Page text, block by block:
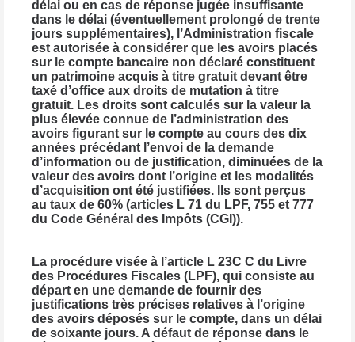
délai ou en cas de réponse jugée insuffisante
dans le délai (éventuellement prolongé de trente
jours supplémentaires), l’Administration fiscale
est autorisée à considérer que les avoirs placés
sur le compte bancaire non déclaré constituent
un patrimoine acquis à titre gratuit devant être
taxé d’office aux droits de mutation à titre
gratuit. Les droits sont calculés sur la valeur la
plus élevée connue de l’administration des
avoirs figurant sur le compte au cours des dix
années précédant l’envoi de la demande
d’information ou de justification, diminuées de la
valeur des avoirs dont l’origine et les modalités
d’acquisition ont été justifiées. Ils sont perçus
au taux de 60% (articles L 71 du LPF, 755 et 777
du Code Général des Impôts (CGI)).
La procédure visée à l’article L 23C C du Livre
des Procédures Fiscales (LPF), qui consiste au
départ en une demande de fournir des
justifications très précises relatives à l’origine
des avoirs déposés sur le compte, dans un délai
de soixante jours. A défaut de réponse dans le